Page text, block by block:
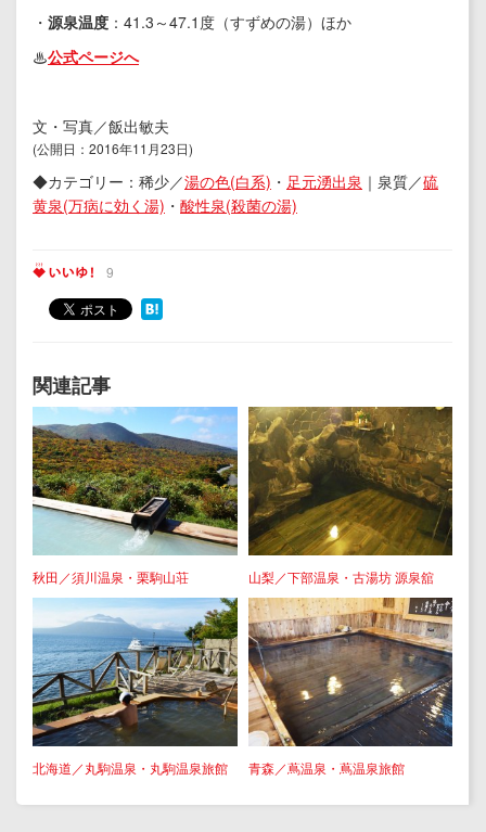
・ 源泉温度 ：41.3～47.1度（すずめの湯）ほか
♨︎公式ページへ
文・写真／飯出敏夫
(公開日：2016年11月23日)
◆カテゴリー：稀少／湯の色(白系) ・ 足元湧出泉 ｜泉質／硫
黄泉(万病に効く湯) ・ 酸性泉(殺菌の湯)
9
関連記事
秋田／須川温泉・栗駒山荘 山梨／下部温泉・古湯坊 源泉舘
北海道／丸駒温泉・丸駒温泉旅館 青森／蔦温泉・蔦温泉旅館